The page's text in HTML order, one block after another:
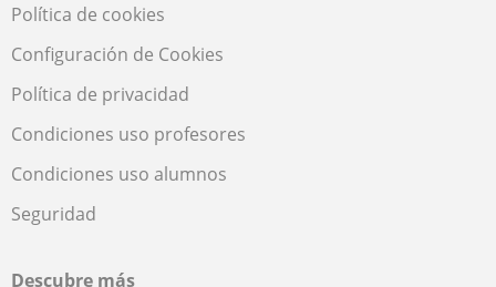
Política de cookies
Configuración de Cookies
Política de privacidad
Condiciones uso profesores
Condiciones uso alumnos
Seguridad
Descubre más